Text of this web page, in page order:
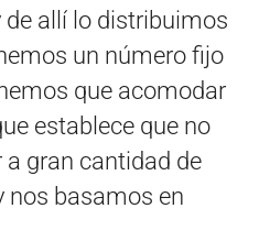
allí lo distribuimos
un número fijo
que acomodar
establece que no
a gran cantidad de
nos basamos en